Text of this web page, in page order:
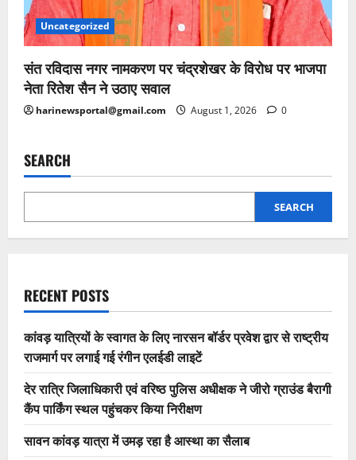
Uncategorized
संत रविदास नगर नामकरण पर चंद्रशेखर के विरोध पर भाजपा
नेता रितेश सैन ने उठाए सवाल
harinewsportal@gmail.com August 1, 2026 0
SEARCH
SEARCH
RECENT POSTS
कांवड़ यात्रियों के स्वागत के लिए नारसन बॉर्डर प्रवेश द्वार से राष्ट्रीय
राजमार्ग पर लगाई गई रंगीन एलईडी लाइटें
देर रात्रि जिलाधिकारी एवं वरिष्ठ पुलिस अधीक्षक ने जीरो ग्राउंड बैरागी
कैंप पार्किंग स्थल पहुंचकर किया निरीक्षण
सावन कांवड़ यात्रा में उमड़ रहा है आस्था का सैलाब